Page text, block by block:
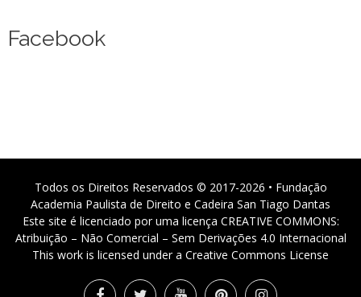
Facebook
Todos os Direitos Reservados © 2017-2026 • Fundação
Academia Paulista de Direito e Cadeira San Tiago Dantas
Este site é licenciado por uma licença CREATIVE COMMONS:
Atribuição – Não Comercial – Sem Derivações 4.0 Internacional
This work is licensed under a Creative Commons License